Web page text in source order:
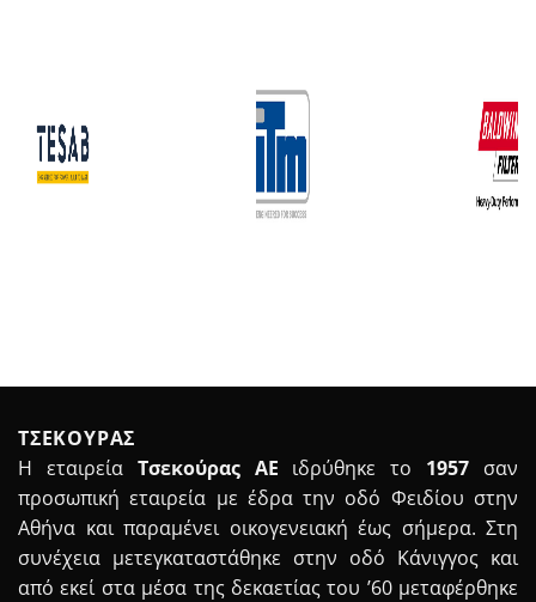
ΤΣΕΚΟΥΡΑΣ
Η εταιρεία Τσεκούρας ΑΕ ιδρύθηκε το 1957 σαν
προσωπική εταιρεία με έδρα την οδό Φειδίου στην
Αθήνα και παραμένει οικογενειακή έως σήμερα. Στη
συνέχεια μετεγκαταστάθηκε στην οδό Κάνιγγος και
από εκεί στα μέσα της δεκαετίας του ’60 μεταφέρθηκε